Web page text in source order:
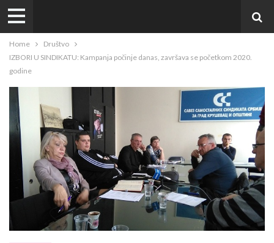
Home
Društvo
IZBORI U SINDIKATU: Kampanja počinje danas, završava se početkom 2020.
godine